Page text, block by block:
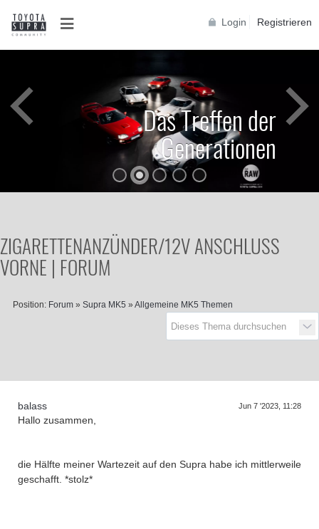
Login Registrieren
D
a
s
T
r
e
f
f
e
n
d
e
r
G
e
n
e
r
a
t
i
o
n
e
n
Das Treffen der
Generationen
ZIGARETTENANZÜNDER/12V ANSCHLUSS
VORNE | FORUM
Position: Forum » Supra MK5 » Allgemeine MK5 Themen
balass Jun 7 '2023, 11:28
Hallo zusammen,
die Hälfte meiner Wartezeit auf den Supra habe ich mittlerweile
geschafft. *stolz*